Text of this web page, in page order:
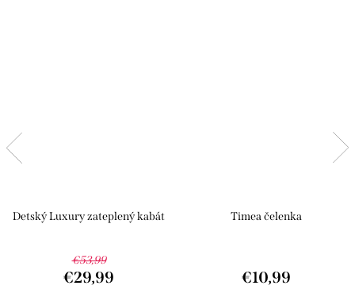
Detský Luxury zateplený kabát
€53,99
€29,99
Timea čelenka
€10,99